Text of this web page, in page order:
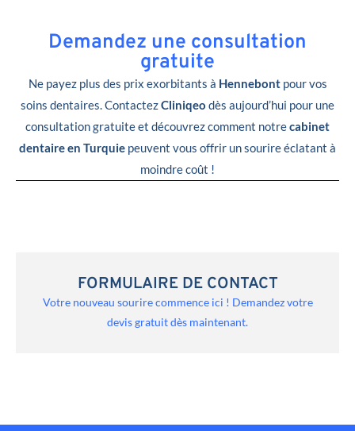
Demandez une consultation
gratuite
Ne payez plus des prix exorbitants à Hennebontpour vos
soins dentaires. ContactezCliniqeo dès aujourd’hui pour une
consultation gratuite et découvrez comment notrecabinet
dentaire en Turquie peuvent vous offrir un sourire éclatant à
moindre coût !
FORMULAIRE DE CONTACT
Votre nouveau sourire commence ici ! Demandez votre
devis gratuit dès maintenant.